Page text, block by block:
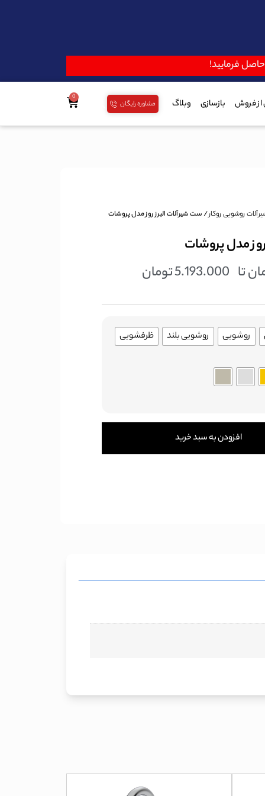
فرمایید!
فروش بازسازی وبلاگ مشاوره رایگان
روشویی روکار/ ست شیرآلات البرز روز مدل پروشات
مدل پروشات
تا 5.193.000تومان
روشویی روشویی بلند ظرفشویی
افزودن به سبد خرید